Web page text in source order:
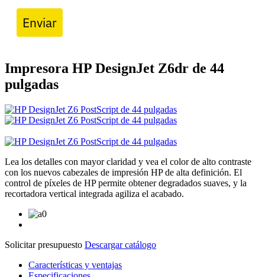
Enviar
Impresora HP DesignJet Z6dr de 44
pulgadas
Lea los detalles con mayor claridad y vea el color de alto contraste
con los nuevos cabezales de impresión HP de alta definición. El
control de píxeles de HP permite obtener degradados suaves, y la
recortadora vertical integrada agiliza el acabado.
Solicitar presupuesto Descargar catálogo
Características y ventajas